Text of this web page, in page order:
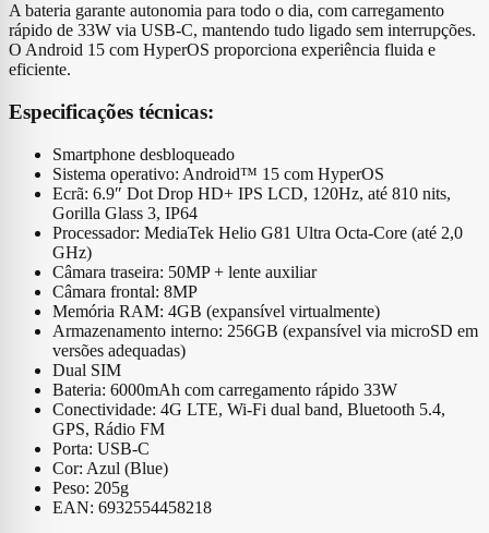
A bateria garante autonomia para todo o dia, com carregamento
rápido de 33W via USB‑C, mantendo tudo ligado sem interrupções.
O Android 15 com HyperOS proporciona experiência fluida e
eficiente.
Especificações técnicas:
Smartphone desbloqueado
Sistema operativo: Android™ 15 com HyperOS
Ecrã: 6.9″ Dot Drop HD+ IPS LCD, 120Hz, até 810 nits,
Gorilla Glass 3, IP64
Processador: MediaTek Helio G81 Ultra Octa‑Core (até 2,0
GHz)
Câmara traseira: 50MP + lente auxiliar
Câmara frontal: 8MP
Memória RAM: 4GB (expansível virtualmente)
Armazenamento interno: 256GB (expansível via microSD em
versões adequadas)
Dual SIM
Bateria: 6000mAh com carregamento rápido 33W
Conectividade: 4G LTE, Wi‑Fi dual band, Bluetooth 5.4,
GPS, Rádio FM
Porta: USB‑C
Cor: Azul (Blue)
Peso: 205g
EAN: 6932554458218